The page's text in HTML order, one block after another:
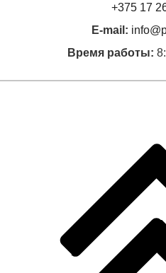
+375 17
E-mail:
Время работы: